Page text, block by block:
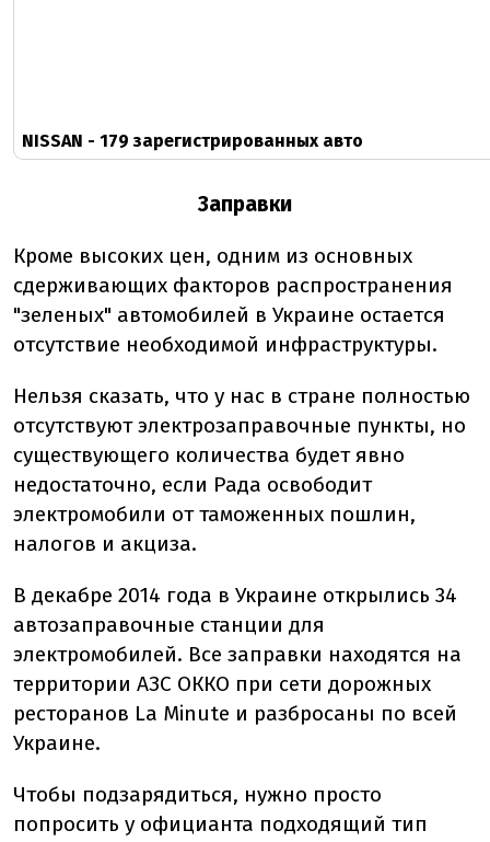
NISSAN - 179 зарегистрированных авто
Заправки
Кроме высоких цен, одним из основных
сдерживающих факторов распространения
"зеленых" автомобилей в Украине остается
отсутствие необходимой инфраструктуры.
Нельзя сказать, что у нас в стране полностью
отсутствуют электрозаправочные пункты, но
существующего количества будет явно
недостаточно, если Рада освободит
электромобили от таможенных пошлин,
налогов и акциза.
В декабре 2014 года в Украине открылись 34
автозаправочные станции для
электромобилей. Все заправки находятся на
территории АЗС ОККО при сети дорожных
ресторанов La Minute и разбросаны по всей
Украине.
Чтобы подзарядиться, нужно просто
попросить у официанта подходящий тип